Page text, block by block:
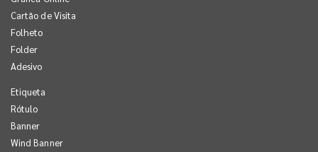
Cartão de Visita
Folheto
Folder
Adesivo
Etiqueta
Rótulo
Banner
Wind Banner